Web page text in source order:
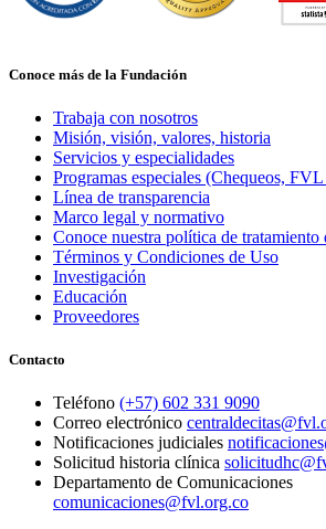
Conoce más de la Fundación
Trabaja con nosotros
Misión, visión, valores, historia
Servicios y especialidades
Programas especiales (Chequeos,
Línea de transparencia
Marco legal y normativo
Conoce nuestra política de tratamiento
Términos y Condiciones de Uso
Investigación
Educación
Proveedores
Contacto
Teléfono (+57) 602 331 9090
Correo electrónico
Notificaciones judiciales
Solicitud historia clínica
Departamento de Comunicaciones
comunicaciones@fvl.org.co